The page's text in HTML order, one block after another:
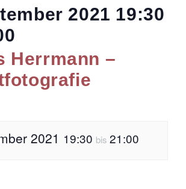
2021 19:30
Herrmann –
2021 19:30 bis 21:00